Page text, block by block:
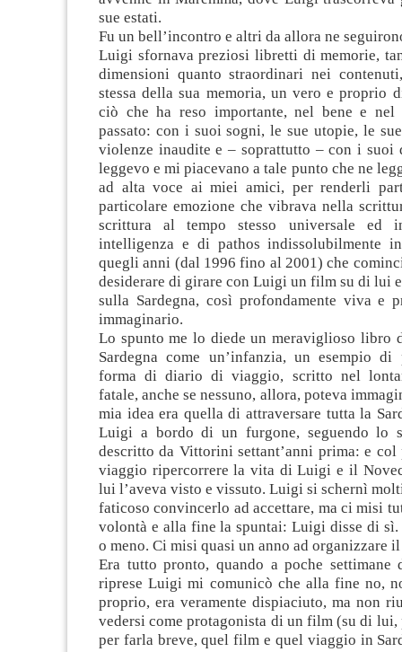
sue estati.
Fu un bell’incontro e altri da allora ne
Luigi sfornava preziosi libretti di memorie,
dimensioni quanto straordinari nei
stessa della sua memoria, un vero e proprio
ciò che ha reso importante, nel bene e nel
passato: con i suoi sogni, le sue utopie, le
violenze inaudite e – soprattutto – con i
leggevo e mi piacevano a tale punto che ne
ad alta voce ai miei amici, per renderli
particolare emozione che vibrava nella
scrittura al tempo stesso universale ed
intelligenza e di pathos indissolubilmente
quegli anni (dal 1996 fino al 2001) che
desiderare di girare con Luigi un film su di lui
sulla Sardegna, così profondamente viva e
immaginario.
Lo spunto me lo diede un meraviglioso libro
Sardegna come un’infanzia, un esempio di
forma di diario di viaggio, scritto nel
fatale, anche se nessuno, allora, poteva
mia idea era quella di attraversare tutta la
Luigi a bordo di un furgone, seguendo lo
descritto da Vittorini settant’anni prima: e col
viaggio ripercorrere la vita di Luigi e il
lui l’aveva visto e vissuto. Luigi si schernì
faticoso convincerlo ad accettare, ma ci misi
volontà e alla fine la spuntai: Luigi disse di
o meno. Ci misi quasi un anno ad organizzare
Era tutto pronto, quando a poche settimane
riprese Luigi mi comunicò che alla fine no,
proprio, era veramente dispiaciuto, ma non
vedersi come protagonista di un film (su di
per farla breve, quel film e quel viaggio in